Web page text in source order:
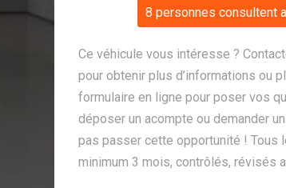
8 personnes consultent
Ce véhicule vous intéresse ?
pour obtenir plus d’informations ou
formulaire en ligne pour poser vos
déposer un acompte ou demander
pas passer cette opportunité ! Tous
minimum 3 mois, contrôlés, révisés